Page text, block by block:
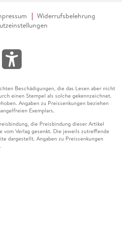
Widerrufsbelehrung
Beschädigungen, die das Lesen aber nicht
einen Stempel als solche gekennzeichnet.
Angaben zu Preissenkungen beziehen
Exemplars.
die Preisbindung dieser Artikel
vom Verlag gesenkt. Die jeweils zutreffende
dargestellt. Angaben zu Preissenkungen